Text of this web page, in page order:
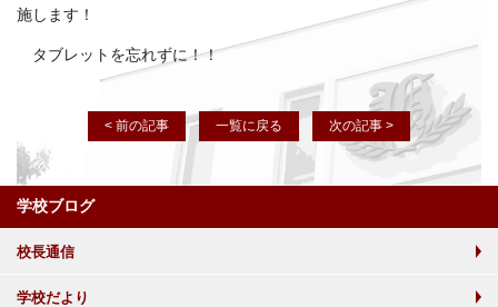
施します！
タブレットを忘れずに！！
< 前の記事 一覧に戻る 次の記事 >
学校ブログ
校長通信
学校だより